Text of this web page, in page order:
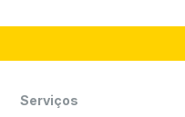
Serviços